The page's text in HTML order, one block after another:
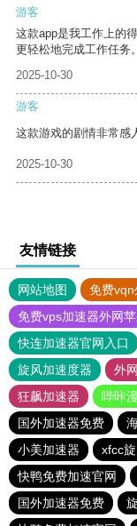
游客
这款app是我工作上的
更轻松地完成工作任务。
2025-10-30
游客
这款游戏的剧情非常感
2025-10-30
友情链接
网站地图 免费vqn
免费vps加速器外网
快连加速器官网入口
旋风加速度器
外
狂飙加速器
哔咔
国外加速器免费
小美加速器
xfcc
快鸭免费加速官网
国外加速器免费